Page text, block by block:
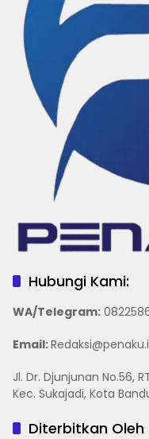
Hubungi Kami:
WA/Telegram:
Email:
Jl. Dr. Djunjunan No.56,
Kec. Sukajadi, Kota
Diterbitkan Oleh